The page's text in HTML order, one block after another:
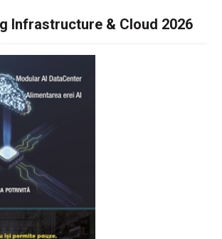
Infrastructure & Cloud 2026